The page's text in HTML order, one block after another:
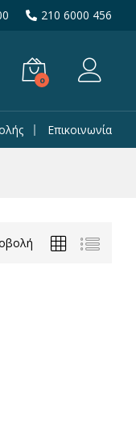
210 6000 456
0
Επικοινωνία